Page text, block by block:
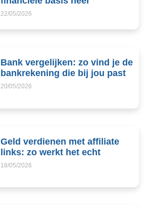
22/05/2026
Bank vergelijken: zo vind je de
bankrekening die bij jou past
20/05/2026
Geld verdienen met affiliate
links: zo werkt het echt
18/05/2026